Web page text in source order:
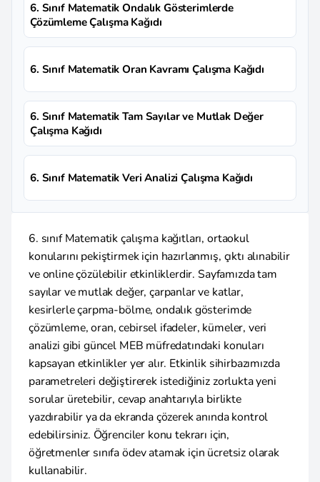
6. Sınıf Matematik Ondalık Gösterimlerde
Çözümleme Çalışma Kağıdı
6. Sınıf Matematik Oran Kavramı Çalışma Kağıdı
6. Sınıf Matematik Tam Sayılar ve Mutlak Değer
Çalışma Kağıdı
6. Sınıf Matematik Veri Analizi Çalışma Kağıdı
6. sınıf Matematik çalışma kağıtları, ortaokul
konularını pekiştirmek için hazırlanmış, çıktı alınabilir
ve online çözülebilir etkinliklerdir. Sayfamızda tam
sayılar ve mutlak değer, çarpanlar ve katlar,
kesirlerle çarpma-bölme, ondalık gösterimde
çözümleme, oran, cebirsel ifadeler, kümeler, veri
analizi gibi güncel MEB müfredatındaki konuları
kapsayan etkinlikler yer alır. Etkinlik sihirbazımızda
parametreleri değiştirerek istediğiniz zorlukta yeni
sorular üretebilir, cevap anahtarıyla birlikte
yazdırabilir ya da ekranda çözerek anında kontrol
edebilirsiniz. Öğrenciler konu tekrarı için,
öğretmenler sınıfa ödev atamak için ücretsiz olarak
kullanabilir.